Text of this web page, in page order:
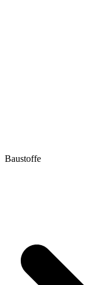
Baustoffe